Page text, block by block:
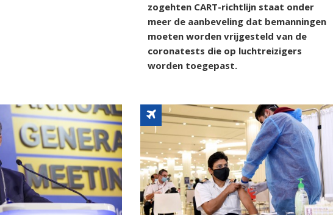
zogehten CART-richtlijn staat onder
meer de aanbeveling dat bemanningen
moeten worden vrijgesteld van de
coronatests die op luchtreizigers
worden toegepast.